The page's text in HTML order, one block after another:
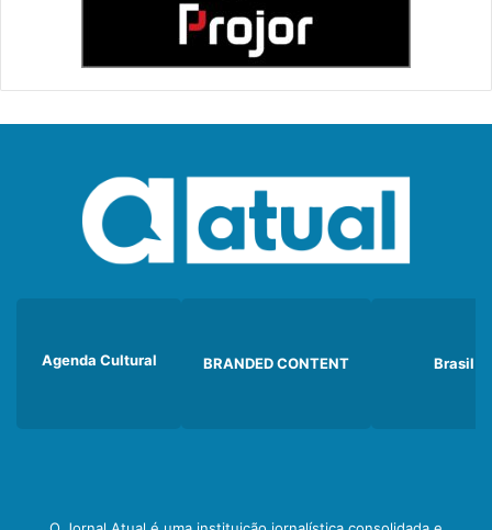
Agenda Cultural BRANDED CONTENT Brasil